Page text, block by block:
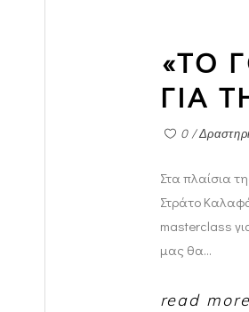
«ΤΟ
ΓΙΑ
0
Στα πλαίσια
Στράτο
masterclass
μας θα
read more